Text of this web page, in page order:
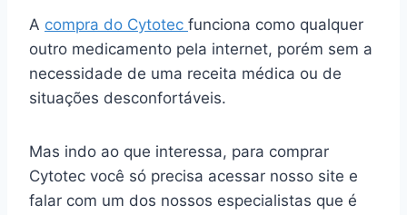
A compra do Cytotec funciona como qualquer
outro medicamento pela internet, porém sem a
necessidade de uma receita médica ou de
situações desconfortáveis.
Mas indo ao que interessa, para comprar
Cytotec você só precisa acessar nosso site e
falar com um dos nossos especialistas que é